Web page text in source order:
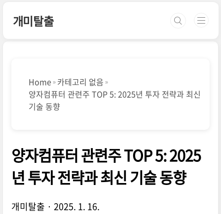
개미탈출
Home 카테고리 없음
양자컴퓨터 관련주 TOP 5: 2025년 투자 전략과 최신
기술 동향
양자컴퓨터 관련주 TOP 5: 2025
년 투자 전략과 최신 기술 동향
개미탈출 2025. 1. 16.